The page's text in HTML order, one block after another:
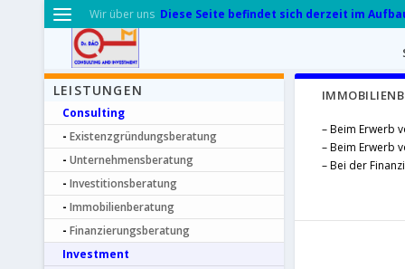
Wir über uns Diese Seite befindet sich derzeit im
– Beim Erwerb
– Beim Erwerb
– Bei der
LEISTUNGEN
Consulting
Existenzgründungsberatung
Unternehmensberatung
Investitionsberatung
Immobilienberatung
Finanzierungsberatung
Investment